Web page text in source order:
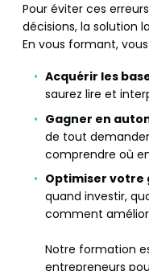
Pour éviter ces
décisions, la solution
En vous formant,
Acquérir les
saurez lire et
Gagner en
de tout
comprendre où
Optimiser votre
quand investir,
comment
Notre formation
entrepreneurs